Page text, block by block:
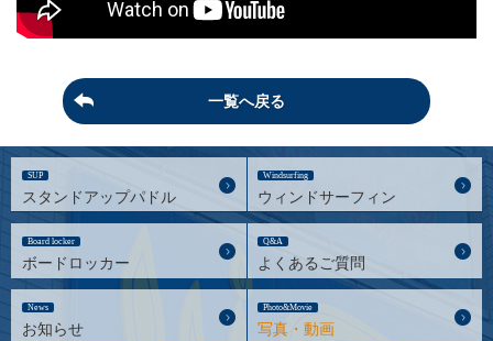
一覧へ戻る
SUP
スタンドアップパドル
Windsurfing
ウィンドサーフィン
Board locker
ボードロッカー
Q&A
よくあるご質問
News
お知らせ
Photo&Movie
写真・動画